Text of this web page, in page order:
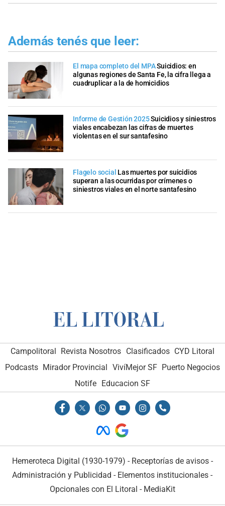
Además tenés que leer:
El mapa completo del MPASuicidios: en
algunas regiones de Santa Fe, la cifra llega a
cuadruplicar a la de homicidios
Informe de Gestión 2025Suicidios y siniestros
viales encabezan las cifras de muertes
violentas en el sur santafesino
Flagelo social Las muertes por suicidios
superan a las ocurridas por crímenes o
siniestros viales en el norte santafesino
Campolitoral Revista Nosotros Clasificados CYD Litoral
Podcasts Mirador Provincial VivíMejor SF Puerto Negocios
Notife Educacion SF
Hemeroteca Digital (1930-1979) - Receptorías de avisos -
Administración y Publicidad - Elementos institucionales -
Opcionales con El Litoral - MediaKit